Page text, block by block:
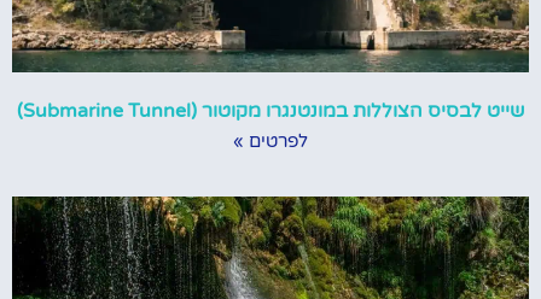
שייט לבסיס הצוללות במונטנגרו מקוטור (Submarine Tunnel)
לפרטים »